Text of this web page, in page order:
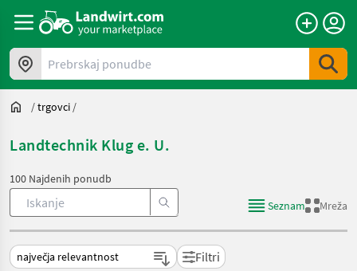
Prebrskaj ponudbe
/trgovci /
Landtechnik Klug e. U.
100 Najdenih ponudb
Seznam
Mreža
Filtri